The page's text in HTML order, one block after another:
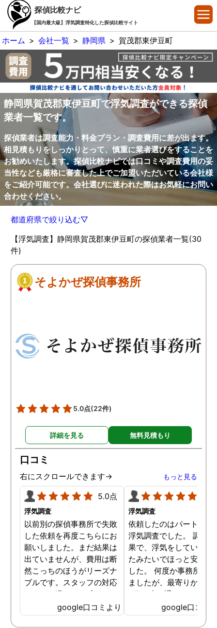
探偵比較ナビ
【国内最大級】浮気調査特化した探偵比較サイト
ホーム > 会社一覧 > 静岡県 > 賀茂郡東伊豆町
静岡県賀茂郡東伊豆町で浮気調査ができる探偵
業者一覧です。
探偵業者は調査能力・料金プラン・調査費用に差が出ます。
相見積もりをしっかりとって、慎重に業者選びをすることを
お勧めいたします。探偵比較ナビでは口コミや調査費用の妥
当性なども厳格に審査した上でご加盟いただいている会社様
をご紹介可能です。会社選びに迷われた際はお気軽にお問い
合わせください。
都道府県で絞り込む▽
【浮気調査】静岡県賀茂郡東伊豆町の探偵業者一覧(30
件)
そよかぜ探偵事務所
5.0点(22件)
詳細を見る 無料見積もり
口コミ
右にスクロールできます→ もっと見る
5.0点
浮気調査
以前別の探偵事務所で失敗
した依頼を再度こちらにお
願いしました。まだ結果は
出ていませんが、費用は断
然こっちのほうがリーズナ
ブルです。スタッフの対応
なんかも温かみを感じま
す。はじめからこちらにす
ればよかったです😢 …
google口コミより
浮気調査
依頼したのはパートナー
浮気調査でした。 調査
果で、浮気をしていなか
たみたいでほっと安心し
した。 何度か事務所に
ましたが、最寄りから徒
3分程度で通いやすかっ
google口コミ